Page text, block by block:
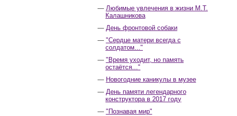
Любимые увлечения в жизни М.Т.
Калашникова
День фронтовой собаки
"Сердце матери всегда с
солдатом..."
"Время уходит, но память
остаётся..."
Новогодние каникулы в музее
День памяти легендарного
конструктора в 2017 году
"Познавая мир"